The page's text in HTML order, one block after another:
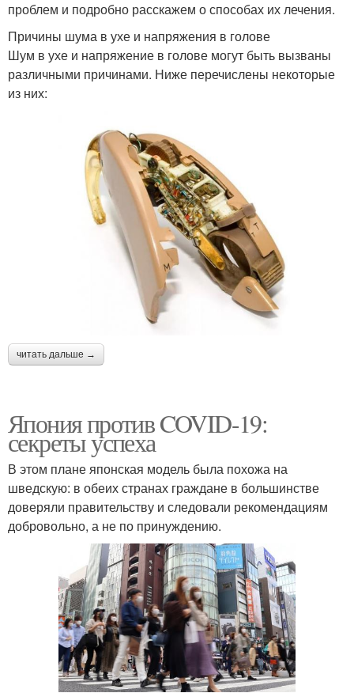
проблем и подробно расскажем о способах их лечения.
Причины шума в ухе и напряжения в голове
Шум в ухе и напряжение в голове могут быть вызваны
различными причинами. Ниже перечислены некоторые
из них:
читать дальше →
Япония против COVID-19:
секреты успеха
В этом плане японская модель была похожа на
шведскую: в обеих странах граждане в большинстве
доверяли правительству и следовали рекомендациям
добровольно, а не по принуждению.